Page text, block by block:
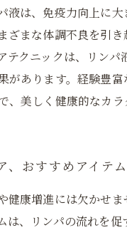
液は、免疫力向上に
ざまな体調不良を引
テクニックは、リン
があります。経験豊
美しく健康的なカラ
、おすすめアイテ
健康増進には欠かせ
は、リンパの流れを